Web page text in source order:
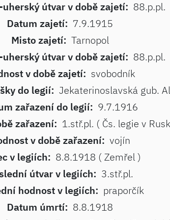
uherský útvar v době zajetí: 88.p.pl.
Datum zajetí: 7.9.1915
Misto zajetí: Tarnopol
uherský útvar v době zajetí: 88.p.pl.
v době zajetí: svobodník
do legií: Jekaterinoslavská gub.
zařazení do legií: 9.7.1916
zařazení: 1.stř.pl. ( Čs. legie v
v době zařazení: vojín
v legiích: 8.8.1918 ( Zemřel )
útvar v legiích: 3.stř.pl.
hodnost v legiích: praporčík
Datum úmrtí: 8.8.1918